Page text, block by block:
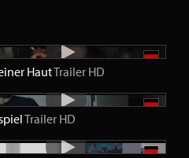
HautTrailer HD
Trailer HD